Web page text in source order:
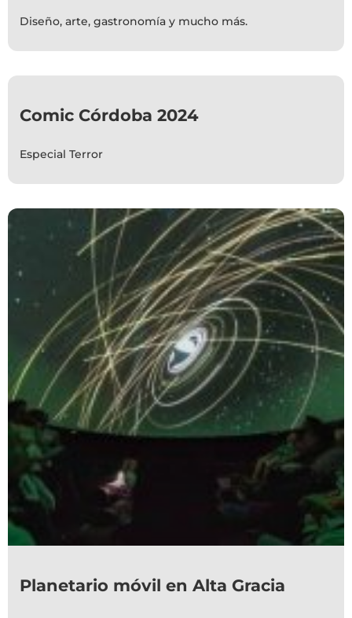
Diseño, arte, gastronomía y mucho más.
Comic Córdoba 2024
Especial Terror
Planetario móvil en Alta Gracia